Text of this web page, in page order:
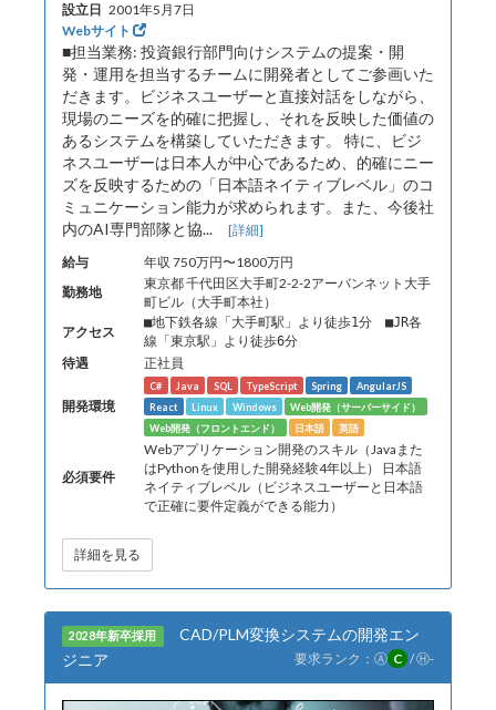
設立日 2001年5月7日
Webサイト
■担当業務: 投資銀行部門向けシステムの提案・開
発・運用を担当するチームに開発者としてご参画いた
だきます。ビジネスユーザーと直接対話をしながら、
現場のニーズを的確に把握し、それを反映した価値の
あるシステムを構築していただきます。 特に、ビジ
ネスユーザーは日本人が中心であるため、的確にニー
ズを反映するための「日本語ネイティブレベル」のコ
ミュニケーション能力が求められます。また、今後社
内のAI専門部隊と協... [詳細]
給与
年収 750万円〜1800万円
勤務地
東京都 千代田区大手町2-2-2アーバンネット大手
町ビル（大手町本社）
アクセス
■地下鉄各線「大手町駅」より徒歩1分 ■JR各
線「東京駅」より徒歩6分
待遇 正社員
開発環境
C# Java SQL TypeScript Spring
AngularJS
React
Linux Windows
Web開発（サーバーサイド）
Web開発（フロントエンド）
日本語 英語
必須要件
Webアプリケーション開発のスキル（Javaまた
はPythonを使用した開発経験4年以上） 日本語
ネイティブレベル（ビジネスユーザーと日本語
で正確に要件定義ができる能力）
詳細を見る
2028年新卒採用
CAD/PLM変換システムの開発エン
ジニア
要求ランク： Ⓐ C /Ⓗ-